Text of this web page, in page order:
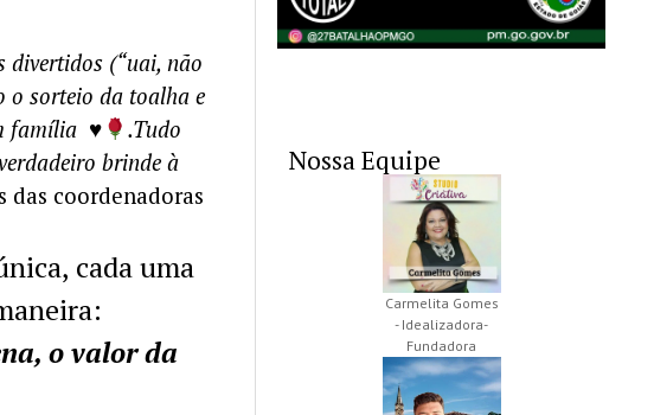
divertidos (“uai, não
o sorteio da toalha e
família ♥️ .Tudo
brinde à
das coordenadoras
cada uma
o valor da
Nossa Equipe
Carmelita Gomes
- Idealizadora-
Fundadora